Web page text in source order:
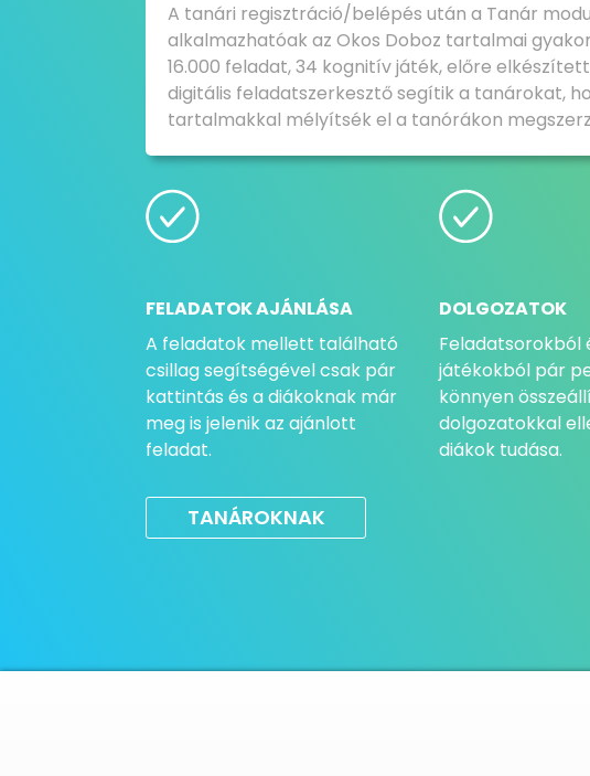
A tanári regisztráció/belépés után a Tanár
alkalmazhatóak az Okos Doboz tartalmai
16.000 feladat, 34 kognitív játék, előre
digitális feladatszerkesztő segítik a tanárokat,
tartalmakkal mélyítsék el a tanórákon
FELADATOK AJÁNLÁSA
A feladatok mellett található
csillag segítségével csak pár
kattintás és a diákoknak már
meg is jelenik az ajánlott
feladat.
DOLGOZATOK
Feladatsorokból
játékokból pár
könnyen
dolgozatokkal
diákok tudása.
TANÁROKNAK